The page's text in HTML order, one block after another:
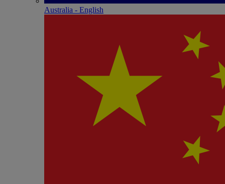
Australia - English